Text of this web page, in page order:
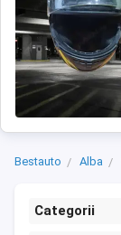
Bestauto Alba
Categorii